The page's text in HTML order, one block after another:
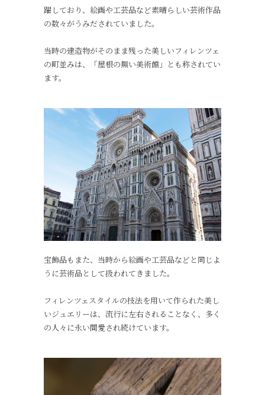
躍しており、絵画や工芸品など素晴らしい芸術作品
の数々がうみだされていました。
当時の建造物がそのまま残った美しいフィレンツェ
の町並みは、「屋根の無い美術館」とも称されてい
ます。
宝飾品もまた、当時から絵画や工芸品などと同じよ
うに芸術品として扱われてきました。
フィレンツェスタイルの技法を用いて作られた美し
いジュエリーは、流行に左右されることなく、多く
の人々に永い間愛され続けています。